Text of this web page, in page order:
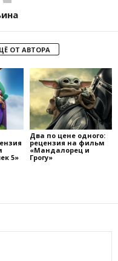
ОТ АВТОРА
5»
Два по цене одного:
рецензия на фильм
«Мандалорец и
Грогу»